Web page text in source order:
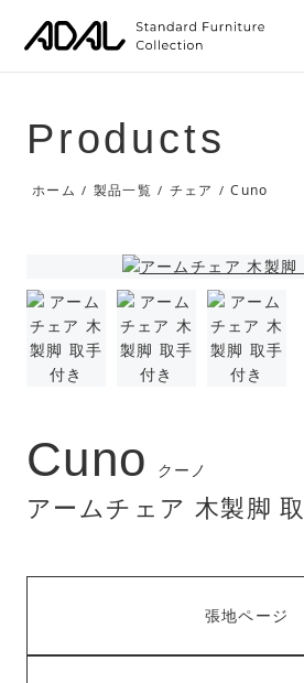
Products
ホーム / 製品一覧 / チェア / Cuno
Cuno クーノ
アームチェア 木製脚
張地ページ